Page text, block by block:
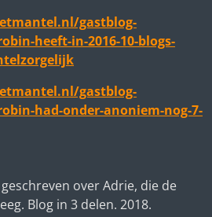
gastblog-
heeft-in-2016-10-blogs-
gastblog-
had-onder-anoniem-nog-7-
over Adrie, die de
Blog in 3 delen. 2018.